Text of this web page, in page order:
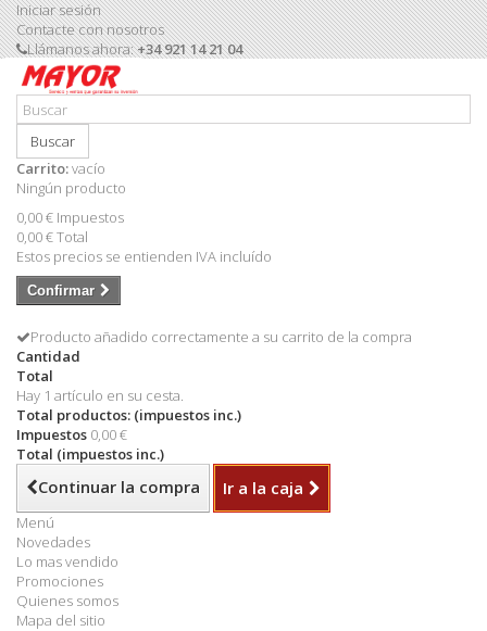
Iniciar sesión
Contacte con nosotros
Llámanos ahora:+34 921 14 21 04
Buscar
Carrito:vacío
Ningún producto
0,00 € Impuestos
0,00 €Total
Estos precios se entienden IVA incluído
Confirmar
Producto añadido correctamente a su carrito de la compra
Cantidad
Total
Hay 1 artículo en su cesta.
Total productos: (impuestos inc.)
Impuestos 0,00 €
Total (impuestos inc.)
Continuar la compra Ir a la caja
Menú
Novedades
Lo mas vendido
Promociones
Quienes somos
Mapa del sitio